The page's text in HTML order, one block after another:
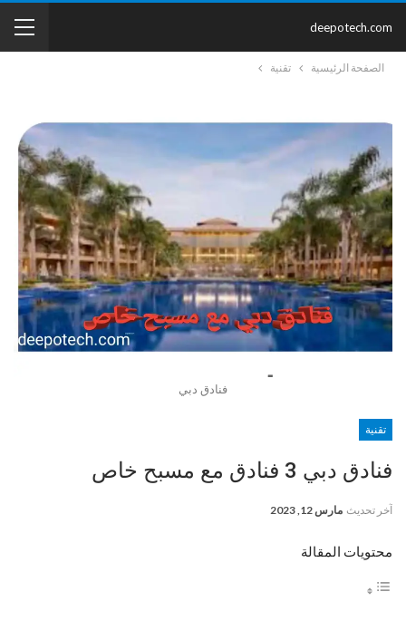
deepotech.com
الصفحة الرئيسية تقنية
فنادق دبي
تقنية
فنادق دبي 3 فنادق مع مسبح خاص
آخر تحديث مارس 12, 2023
محتويات المقالة